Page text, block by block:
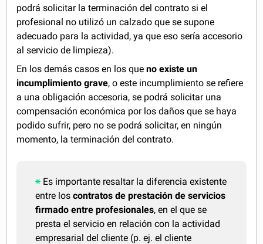
podrá solicitar la terminación del contrato si el
profesional no utilizó un calzado que se supone
adecuado para la actividad, ya que eso sería accesorio
al servicio de limpieza).
En los demás casos en los queno existe un
incumplimiento grave, o este incumplimiento se refiere
a una obligación accesoria, se podrá solicitar una
compensación económica por los daños que se haya
podido sufrir, pero no se podrá solicitar, en ningún
momento, la terminación del contrato.
Es importante resaltar la diferencia existente
entre loscontratos de prestación de servicios
firmado entre profesionales, en el que se
presta el servicio en relación con la actividad
empresarial del cliente (p. ej. el cliente